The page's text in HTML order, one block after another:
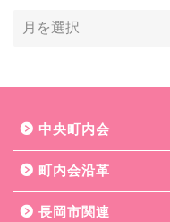
中央町内会
町内会沿革
長岡市関連